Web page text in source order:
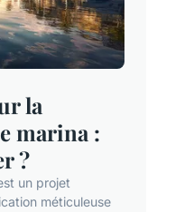
la
marina :
?
un projet
méticuleuse